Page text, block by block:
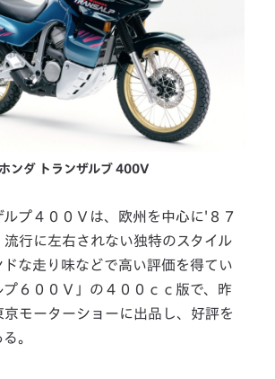
ホンダ トランザルブ 400V
プ４００Ｖは、欧州を中心に'８７
流行に左右されない独特のスタイル
ドな走り味などで高い評価を得てい
プ６００Ｖ」の４００ｃｃ版で、昨
京モーターショーに出品し、好評を
。